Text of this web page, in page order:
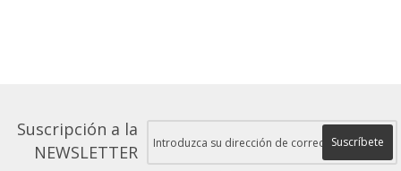
Suscripción a la
NEWSLETTER
Suscríbete